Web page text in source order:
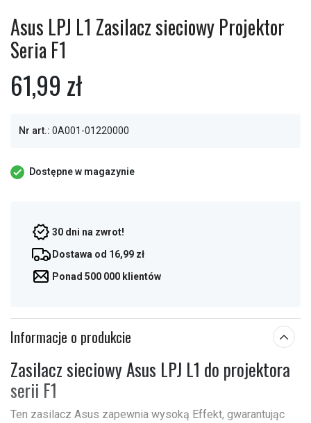
Asus LPJ L1 Zasilacz sieciowy Projektor
Seria F1
61,99 zł
Nr art.: 0A001-01220000
Dostępne w magazynie
30 dni na zwrot!
Dostawa od 16,99 zł
Ponad 500 000 klientów
Informacje o produkcie
Zasilacz sieciowy Asus LPJ L1 do projektora
serii F1
Ten zasilacz Asus zapewnia wysoką Effekt, gwarantując